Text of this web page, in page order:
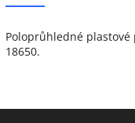
Poloprůhledné
18650.